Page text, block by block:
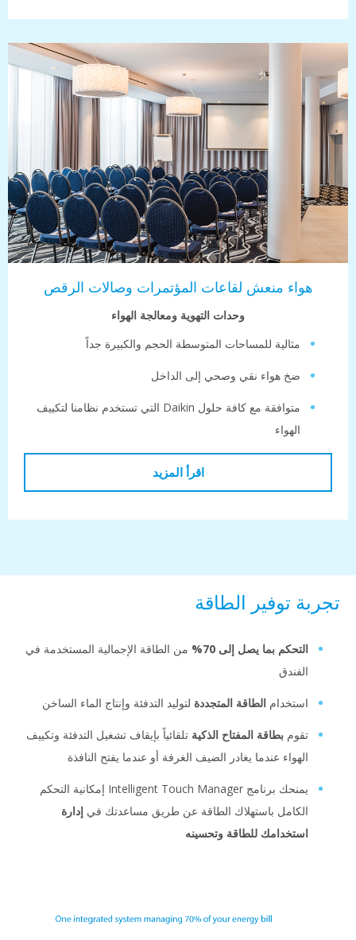
منعش لقاعات المؤتمرات وصالات الرقص
وحدات التهوية ومعالجة الهواء
للمساحات المتوسطة الحجم والكبيرة جداً
هواء نقي وصحي إلى الداخل
متوافقة مع كافة حلول Daikin التي تستخدم نظامنا لتكييف
الطاقة
بما يصل إلى 70%
من الطاقة الإجمالية المستخدمة في
الطاقة المتجددةلتوليد التدفئة وإنتاج الماء الساخن
بطاقة المفتاح الذكيةتلقائياً بإيقاف تشغيل التدفئة وتكييف
عندما يغادر الضيف الغرفة أو عندما يفتح النافذة
يمنحك برنامج Intelligent Touch Manager إمكانية التحكم
باستهلاك الطاقة عن طريق مساعدتك فيإدارة
للطاقة وتحسينه